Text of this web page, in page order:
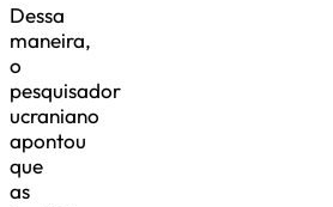
Dessa
maneira,
o
pesquisador
ucraniano
apontou
que
as